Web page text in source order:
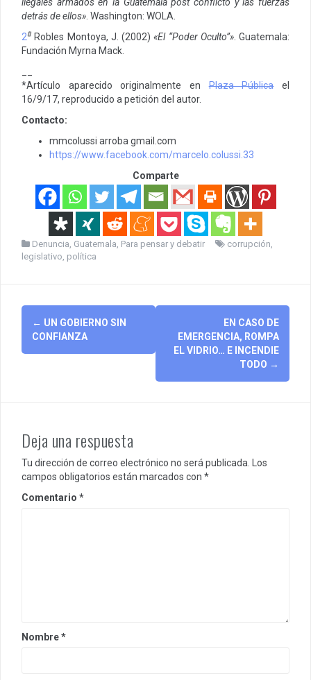
detrás de ellos» . Washington: WOLA.
2#Robles Montoya, J. (2002)«El “Poder Oculto”». Guatemala:
Fundación Myrna Mack.
*Artículo aparecido originalmente enPlaza Públicael
16/9/17, reproducido a petición del autor.
Contacto:
mmcolussi arroba gmail.com
https://www.facebook.com/marcelo.colussi.33
Comparte
Denuncia Guatemala Para pensar y debatir corrupción
legislativo política
Post
navigation
← UN GOBIERNO SIN
CONFIANZA
EN CASO DE
EMERGENCIA, ROMPA
EL VIDRIO… E INCENDIE
TODO →
Deja una respuesta
Tu dirección de correo electrónico no será publicada.
Los
campos obligatorios están marcados con *
Comentario *
Nombre*